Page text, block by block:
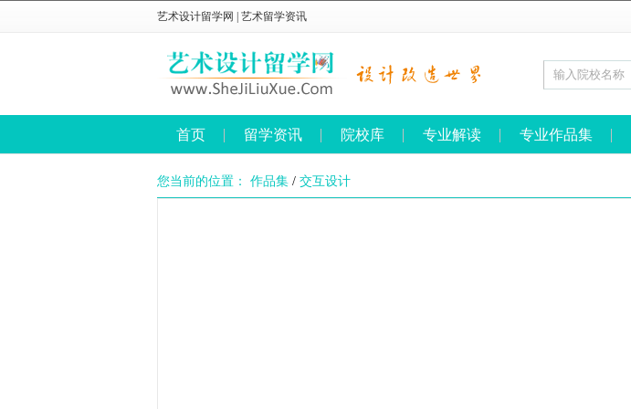
艺术设计留学网 艺术留学资讯
首页 留学资讯 院校库 专业解读 专业作品集
您当前的位置： 作品集 / 交互设计